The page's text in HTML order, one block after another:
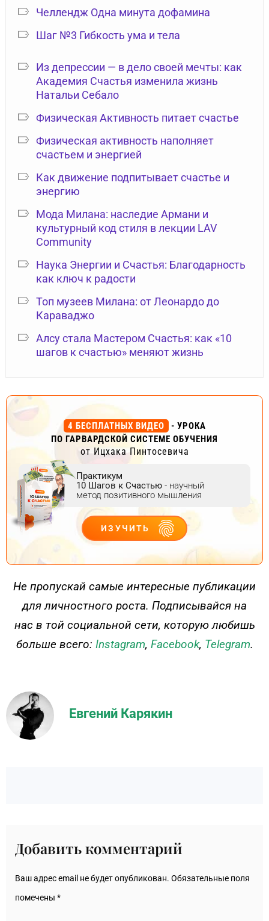
Челлендж Одна минута дофамина
Шаг №3 Гибкость ума и тела
Из депрессии — в дело своей мечты: как
Академия Счастья изменила жизнь
Натальи Себало
Физическая Активность питает счастье
Физическая активность наполняет
счастьем и энергией
Как движение подпитывает счастье и
энергию
Мода Милана: наследие Армани и
культурный код стиля в лекции LAV
Community
Наука Энергии и Счастья: Благодарность
как ключ к радости
Топ музеев Милана: от Леонардо до
Караваджо
Алсу стала Мастером Счастья: как «10
шагов к счастью» меняют жизнь
4 БЕСПЛАТНЫХ ВИДЕО
- УРОКА
ПО ГАРВАРДСКОЙ СИСТЕМЕ ОБУЧЕНИЯ
от Ицхака Пинтосевича
Практикум
10 Шагов к Счастью - научный
метод позитивного мышления
ИЗУЧИТЬ
ДЕЙСТВУЙ
Не пропускай самые интересные публикации
для личностного роста. Подписывайся на
нас в той социальной сети, которую любишь
больше всего: Instagram, Facebook, Telegram.
Евгений Карякин
Добавить комментарий
Ваш адрес email не будет опубликован. Обязательные поля
помечены *